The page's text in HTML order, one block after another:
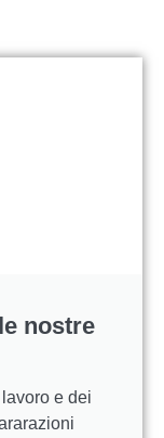
nostre
e dei